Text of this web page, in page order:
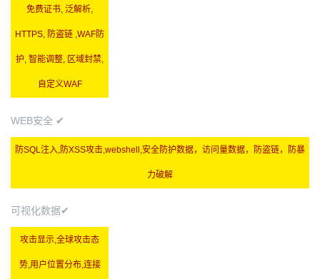
免费证书, 泛解析,
HTTPS, 防盗链 ,WAF防
护, 智能调整, 区域封禁,
自定义WAF
WEB安全 ✔
防SQL注入,防XSS攻击,webshell,安全防护数据，访问量数据，防盗链，防暴
力破解
可视化数据✔
攻击显示,全球攻击态
势,用户位置分布,连接